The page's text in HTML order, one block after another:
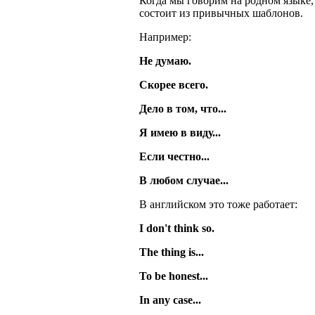
состоит из привычных шаблонов.
Например:
Не думаю.
Скорее всего.
Дело в том, что...
Я имею в виду...
Если честно...
В любом случае...
В английском это тоже работает:
I don't think so.
The thing is...
To be honest...
In any case...